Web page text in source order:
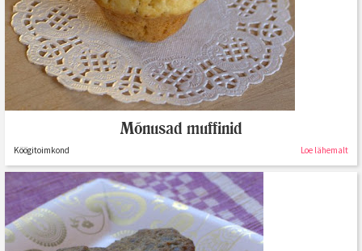
Mõnusad muffinid
Köögitoimkond Loe lähemalt